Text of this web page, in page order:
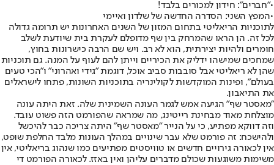
•"חברים": חידון למכורים בלבד!
•המפץ השני: הסדרה החדשה של שלדון ואיימי
לתוכניות הריאליטי בתחום המזון של השנים האחרונות יש תרומה גדולה
לכל זה. הן הראו שהמרחק בין שף מדופלם לעקרת בית שיודעת לשלב
חומרים ולהיות יצירתית, הוא לא רב. ויש שם הרבה כישרונות בחוץ,
שמחכים שמישהו ידליק את הכיריים וייתן להם לעוף על המנה. גם תוכניות
שהן לא ריאליטי אבל סובבות סביב אוכל, דוגמת "גידי ואהרוני" ו"הכי טעים
בעולם", ופינות המוקדשות לקולינריה בתוכניות השונות, פתחו לישראלים
את התיאבון.
"מאסטר שף" הגיעה אמש לגמר העונה השמינית שלה. זאת היתה עונה
מוצלחת מאוד מבחינת רייטינג, מה שמראה שהפורמט הזה פשוט עובד.
וזה דווקא מפתיע, כי על הנייר "מאסטר שף" היתה צריכה כבר להיכשל
ולהישכח: זה פורמט שלא עבר שינויים במהלך העונות מלבד החלפת שופט,
אין לכאורה גירויים חדשים או טוויסטים מפתיעים כמו שנהוג בריאליטי, אין
משימות משוגעות שכולם מדברים עליהן ואין באזז. לכאורה הפורמט די